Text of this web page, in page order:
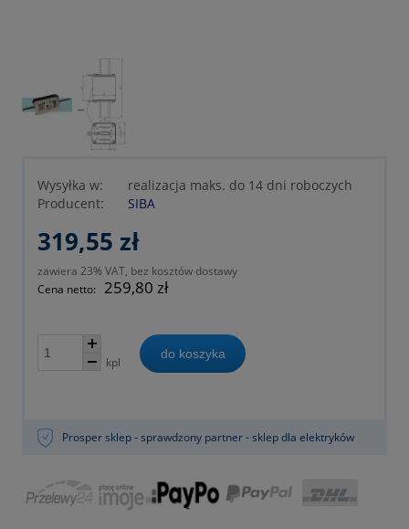
Wysyłka w:
realizacja maks. do 14 dni roboczych
Producent:
SIBA
319,55 zł
zawiera 23% VAT, bez kosztów dostawy
Cena netto:
259,80 zł
kpl
do koszyka
Prosper sklep - sprawdzony partner - sklep dla elektryków